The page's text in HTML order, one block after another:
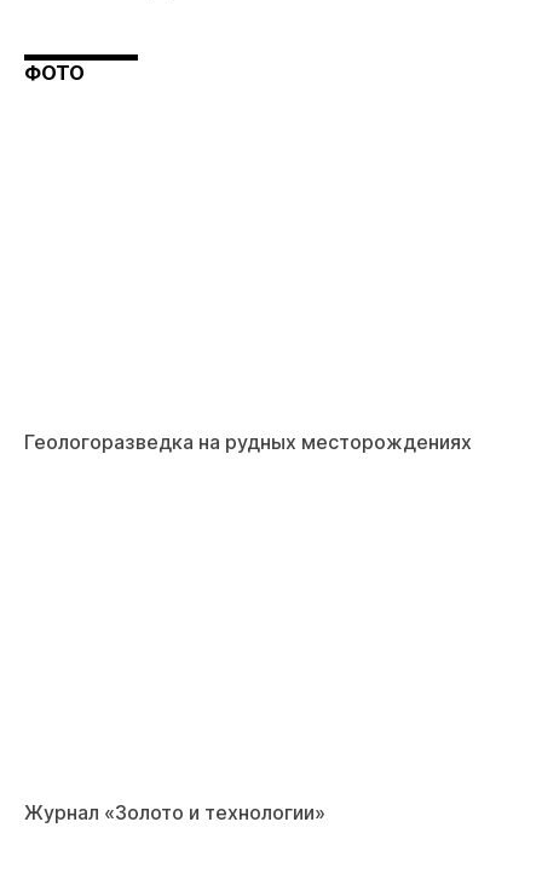
ФОТО
Геологоразведка на рудных месторождениях
Журнал «Золото и технологии»